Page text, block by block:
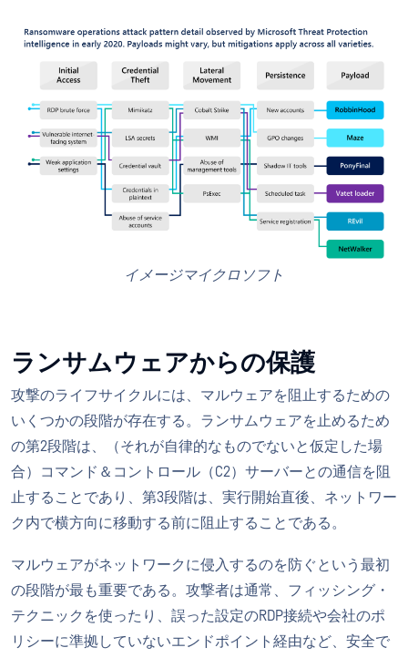
イメージマイクロソフト
ランサムウェアからの保護
攻撃のライフサイクルには、マルウェアを阻止するための
いくつかの段階が存在する。ランサムウェアを止めるため
の第2段階は、（それが自律的なものでないと仮定した場
合）コマンド＆コントロール（C2）サーバーとの通信を阻
止することであり、第3段階は、実行開始直後、ネットワー
ク内で横方向に移動する前に阻止することである。
マルウェアがネットワークに侵入するのを防ぐという最初
の段階が最も重要である。攻撃者は通常、フィッシング・
テクニックを使ったり、誤った設定のRDP接続や会社のポ
リシーに準拠していないエンドポイント経由など、安全で